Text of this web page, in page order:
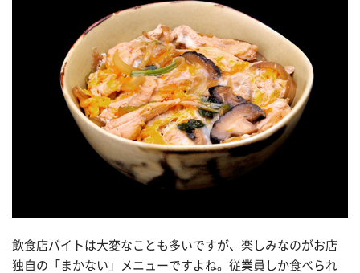
飲食店バイトは大変なことも多いですが、楽しみなのがお店
独自の「まかない」メニューですよね。従業員しか食べられ